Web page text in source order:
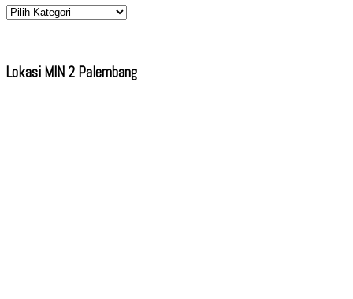
Kategori
Lokasi MIN 2 Palembang